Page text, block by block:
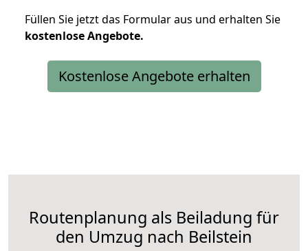
Füllen Sie jetzt das Formular aus und erhalten Sie
kostenloseAngebote.
Kostenlose Angebote erhalten
Routenplanung als Beiladung für
den Umzug nach Beilstein